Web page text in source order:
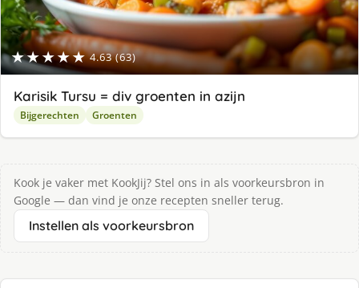
★★★★★ 4.63 (63)
Karisik Tursu = div groenten in azijn
Bijgerechten Groenten
Kook je vaker met KookJij? Stel ons in als voorkeursbron in
Google — dan vind je onze recepten sneller terug.
Instellen als voorkeursbron